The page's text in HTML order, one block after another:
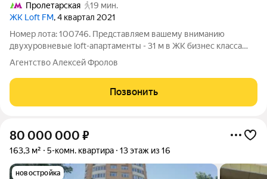
Пролетарская
19 мин.
ЖК Loft FM, 4 квартал 2021
Номер лота: 100746. Представляем вашему вниманию
двухуровневые loft-апартаменты - 31 м в ЖК бизнес класса
Loft FM: - 1 этаж -19.3 м, антресоль - 12 м. - потолки 4 метра. - 3
этаж. Компактная, новая студия с дизайнерским ремонтом-
идеальное решение
Агентство Алексей Фролов
Позвонить
80 000 000 ₽
163,3 м² 5-комн. квартира 13 этаж из 16
новостройка